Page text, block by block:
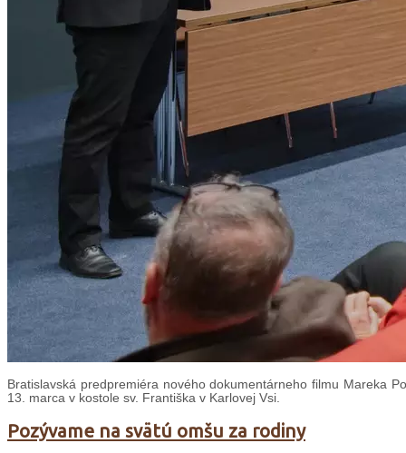
Bratislavská predpremiéra nového dokumentárneho filmu Mareka
13. marca v kostole sv. Františka v Karlovej Vsi.
Pozývame na svätú omšu za rodiny